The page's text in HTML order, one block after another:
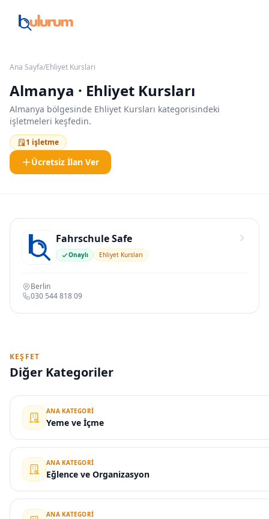
Ana Sayfa/Ehliyet Kursları
Almanya · Ehliyet Kursları
Almanya bölgesinde Ehliyet Kursları kategorisindeki
işletmeleri keşfedin.
1 işletme
Ücretsiz İlan Ver
Fahrschule Safe
Onaylı Ehliyet Kursları
Berlin
030 544 818 09
KEŞFET
Diğer Kategoriler
ANA KATEGORI
Yeme ve İçme
ANA KATEGORI
Eğlence ve Organizasyon
ANA KATEGORI